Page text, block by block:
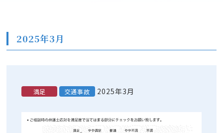
2025年3月
満足 交通事故 2025年3月